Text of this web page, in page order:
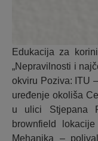
Edukacija za
„Nepravilnosti i
okviru Poziva: ITU
uređenje okoliša
u ulici Stjepana
brownfield
Mehanika –